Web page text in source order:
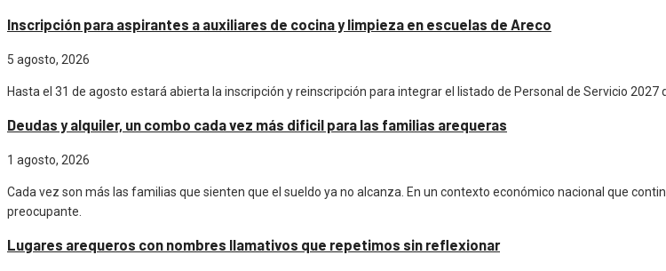
Inscripción para aspirantes a auxiliares de cocina y limpieza en escuelas de Areco
5 agosto, 2026
Hasta el 31 de agosto estará abierta la inscripción y reinscripción para integrar el listado de Personal de Servicio 2027
Deudas y alquiler, un combo cada vez más dificil para las familias arequeras
1 agosto, 2026
Cada vez son más las familias que sienten que el sueldo ya no alcanza. En un contexto económico nacional que
preocupante.
Lugares arequeros con nombres llamativos que repetimos sin reflexionar